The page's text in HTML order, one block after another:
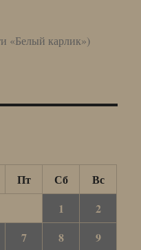
«Белый карлик»)
Пт Сб
Вс
1
2
7 8
9